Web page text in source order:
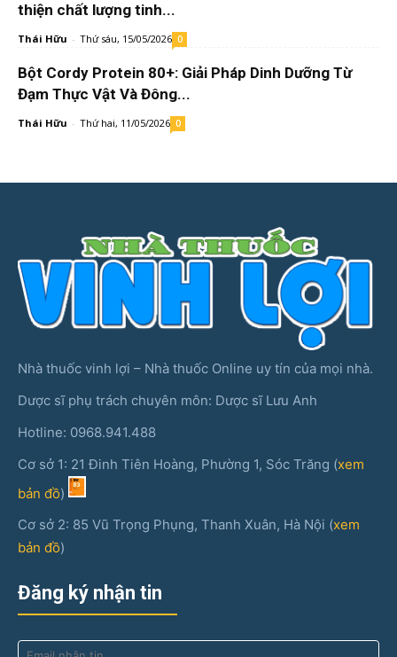
thiện chất lượng tinh...
Thái Hữu - Thứ sáu, 15/05/2026 0
Bột Cordy Protein 80+: Giải Pháp Dinh Dưỡng Từ
Đạm Thực Vật Và Đông...
Thái Hữu - Thứ hai, 11/05/2026 0
Nhà thuốc vinh lợi – Nhà thuốc Online uy tín của mọi nhà.
Dược sĩ phụ trách chuyên môn: Dược sĩ Lưu Anh
Hotline: 0968.941.488
Cơ sở 1: 21 Đinh Tiên Hoàng, Phường 1, Sóc Trăng (xem
bản đồ)
Cơ sở 2: 85 Vũ Trọng Phụng, Thanh Xuân, Hà Nội (xem
bản đồ)
Đăng ký nhận tin